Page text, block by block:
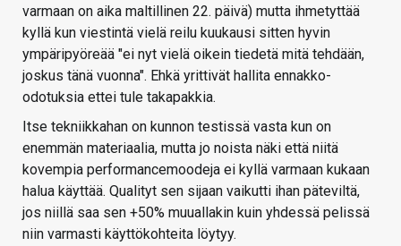
varmaan on aika maltillinen 22. päivä) mutta ihmetyttää
kyllä kun viestintä vielä reilu kuukausi sitten hyvin
ympäripyöreää "ei nyt vielä oikein tiedetä mitä tehdään,
joskus tänä vuonna". Ehkä yrittivät hallita ennakko-
odotuksia ettei tule takapakkia.
Itse tekniikkahan on kunnon testissä vasta kun on
enemmän materiaalia, mutta jo noista näki että niitä
kovempia performancemoodeja ei kyllä varmaan kukaan
halua käyttää. Qualityt sen sijaan vaikutti ihan päteviltä,
jos niillä saa sen +50% muuallakin kuin yhdessä pelissä
niin varmasti käyttökohteita löytyy.